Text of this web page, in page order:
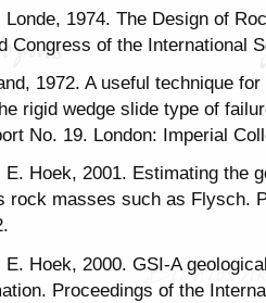
Londe, 1974. The Design of
Congress of the International
1972. A useful technique
rigid wedge slide type of
No. 19. London: Imperial
E. Hoek, 2001. Estimating the
rock masses such as Flysch.
E. Hoek, 2000. GSI-A
Proceedings of the